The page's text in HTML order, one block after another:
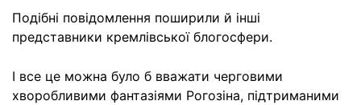
Подібні повідомлення поширили й інші
представники кремлівської блогосфери.
І все це можна було б вважати черговими
хворобливими фантазіями Рогозіна, підтриманими